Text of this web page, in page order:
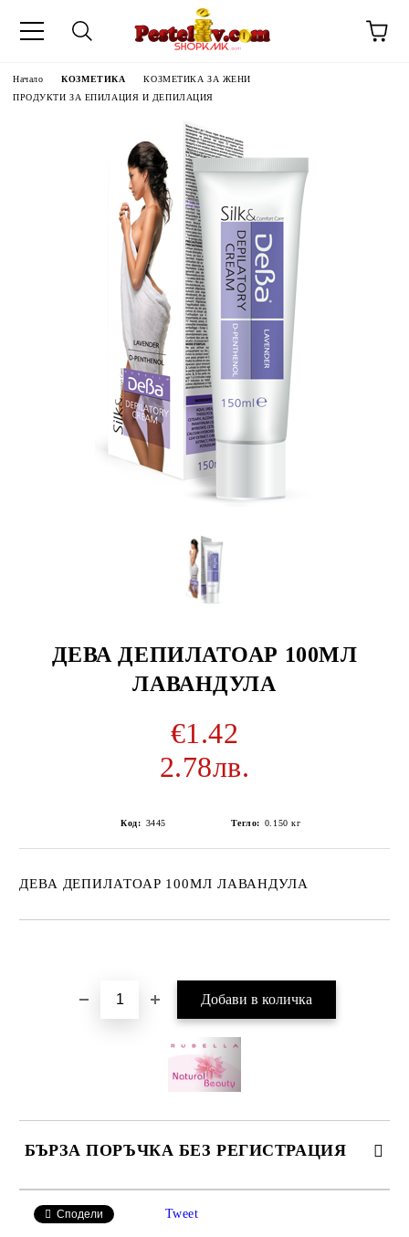
Начало КОЗМЕТИКА
КОЗМЕТИКА ЗА ЖЕНИ
ПРОДУКТИ ЗА ЕПИЛАЦИЯ И ДЕПИЛАЦИЯ
ДЕВА ДЕПИЛАТОАР 100МЛ
ЛАВАНДУЛА
€1.42
2.78лв.
Код: 3445 Тегло: 0.150 кг
ДЕВА ДЕПИЛАТОАР 100МЛ ЛАВАНДУЛА
БЪРЗА ПОРЪЧКА БЕЗ РЕГИСТРАЦИЯ
Сподели Tweet